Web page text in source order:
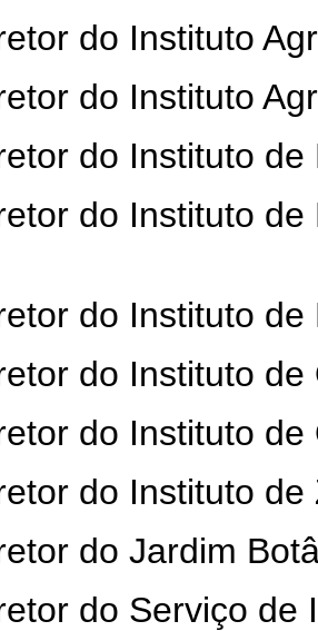
do Instituto
do Instituto
do Instituto de
do Instituto de
do Instituto de
do Instituto de
do Instituto de
do Instituto de
do Jardim
do Serviço de